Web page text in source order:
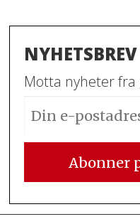
NYHETSBREV
Motta nyheter fra